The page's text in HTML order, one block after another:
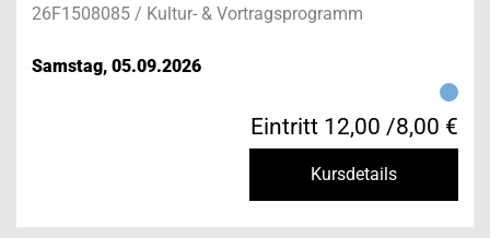
26F1508085 / Kultur- & Vortragsprogramm
Samstag, 05.09.2026
Eintritt 12,00 /8,00 €
Kursdetails